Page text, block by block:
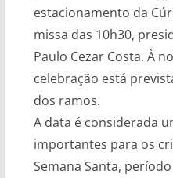
estacionamento da
missa das 10h30,
Paulo Cezar Costa. À
celebração está
dos ramos.
A data é considerada
importantes para os
Semana Santa,